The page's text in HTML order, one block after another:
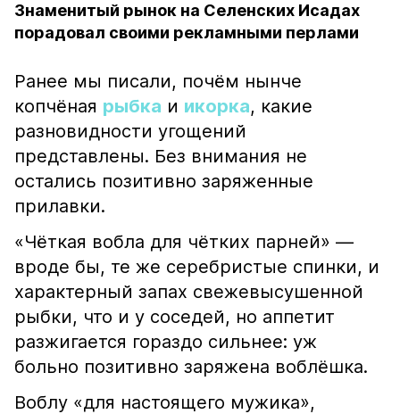
Знаменитый рынок на Селенских Исадах
порадовал своими рекламными перлами
Ранее мы писали, почём нынче
копчёная рыбка и икорка, какие
разновидности угощений
представлены. Без внимания не
остались позитивно заряженные
прилавки.
«Чёткая вобла для чётких парней» —
вроде бы, те же серебристые спинки, и
характерный запах свежевысушенной
рыбки, что и у соседей, но аппетит
разжигается гораздо сильнее: уж
больно позитивно заряжена воблёшка.
Воблу «для настоящего мужика»,